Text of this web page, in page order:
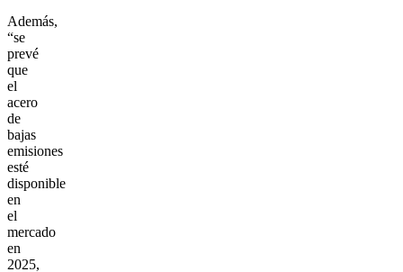
Además,
“se
prevé
que
el
acero
de
bajas
emisiones
esté
disponible
en
el
mercado
en
2025,